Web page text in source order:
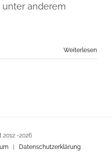
unter anderem
Weiterlesen
2012 -2026
| Datenschutzerklärung